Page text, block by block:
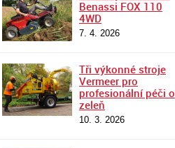
Benassi FOX 110
4WD
7. 4. 2026
Tři výkonné stroje
Vermeer pro
profesionální péči o
zeleň
10. 3. 2026